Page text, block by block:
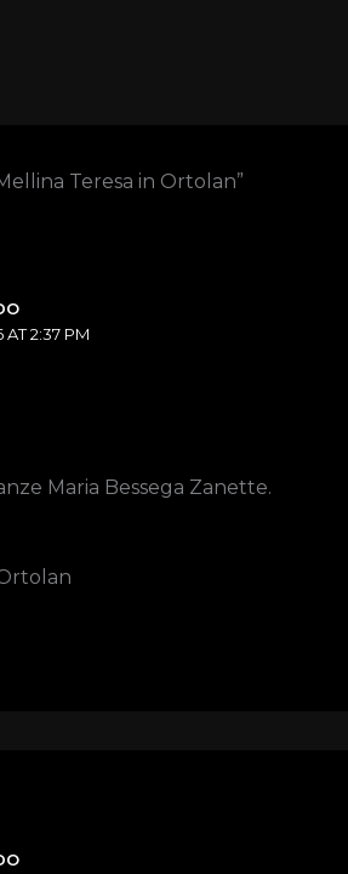
Teresa in Ortolan”
AT 2:37 PM
Maria Bessega Zanette.